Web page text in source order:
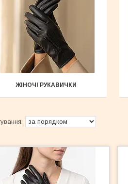
ЖІНОЧІ РУКАВИЧКИ